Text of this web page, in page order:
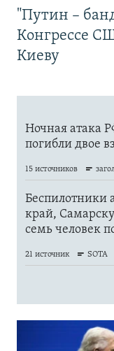
"Путин –
Конгрессе
Киеву